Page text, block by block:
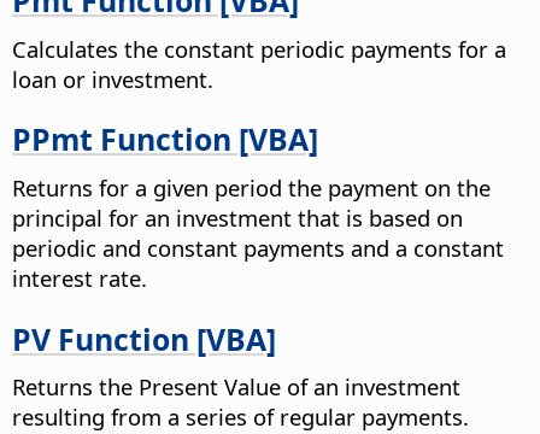
Calculates the constant periodic payments for a
loan or investment.
PPmt Function [VBA]
Returns for a given period the payment on the
principal for an investment that is based on
periodic and constant payments and a constant
interest rate.
PV Function [VBA]
Returns the Present Value of an investment
resulting from a series of regular payments.